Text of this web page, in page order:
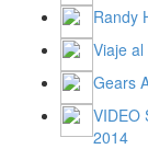
Randy
Viaje
Gears
VIDEO
2014